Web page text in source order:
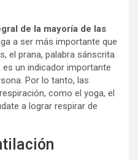
de la mayoría de las
a ser más importante que
el prana, palabra sánscrita
es un indicador importante
Por lo tanto, las
como el yoga, el
a lograr respirar de